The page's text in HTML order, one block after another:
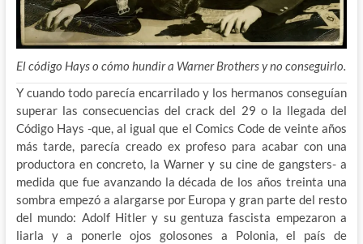
El código Hays o cómo hundir a Warner Brothers y no conseguirlo.
Y cuando todo parecía encarrilado y los hermanos conseguían
superar las consecuencias del crack del 29 o la llegada del
Código Hays -que, al igual que el Comics Code de veinte años
más tarde, parecía creado ex profeso para acabar con una
productora en concreto, la Warner y su cine de gangsters- a
medida que fue avanzando la década de los años treinta una
sombra empezó a alargarse por Europa y gran parte del resto
del mundo: Adolf Hitler y su gentuza fascista empezaron a
liarla y a ponerle ojos golosones a Polonia, el país de